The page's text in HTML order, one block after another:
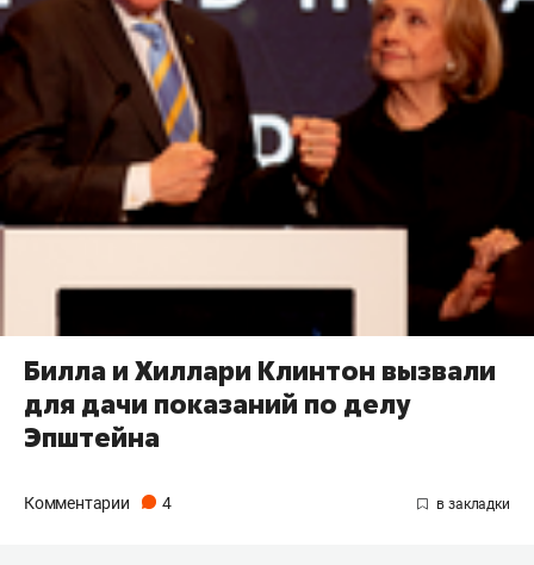
Билла и Хиллари Клинтон вызвали
для дачи показаний по делу
Эпштейна
Комментарии 4